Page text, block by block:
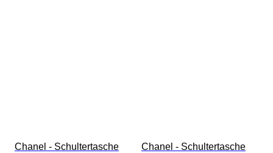
Chanel - Schultertasche Chanel - Schultertasche